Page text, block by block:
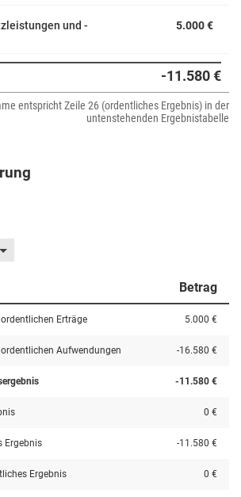
und -
5.000 €
-11.580 €
entspricht Zeile 26 (ordentliches Ergebnis) in der
untenstehenden Ergebnistabelle
Betrag
Erträge 5.000 €
Aufwendungen -16.580 €
-11.580 €
0 €
Ergebnis -11.580 €
Ergebnis 0 €